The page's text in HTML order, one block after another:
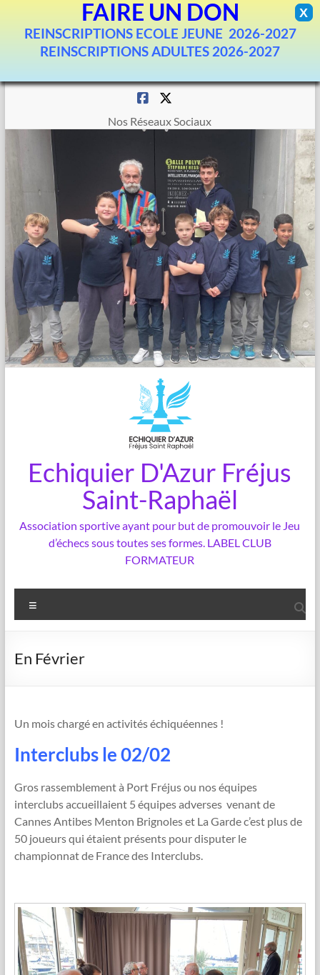
X
FAIRE UN DON
REINSCRIPTIONS ECOLE JEUNE 2026-2027
REINSCRIPTIONS ADULTES 2026-2027
Aller
Nos Réseaux Sociaux
Echiquier D'Azur Fréjus
Saint-Raphaël
Association sportive ayant pour but de promouvoir le Jeu
d’échecs sous toutes ses formes. LABEL CLUB
FORMATEUR
En Février
Un mois chargé en activités échiquéennes !
Interclubs le 02/02
Gros rassemblement à Port Fréjus ou nos équipes
interclubs accueillaient 5 équipes adverses venant de
Cannes Antibes Menton Brignoles et La Garde c’est plus de
50 joueurs qui étaient présents pour disputer le
championnat de France des Interclubs.